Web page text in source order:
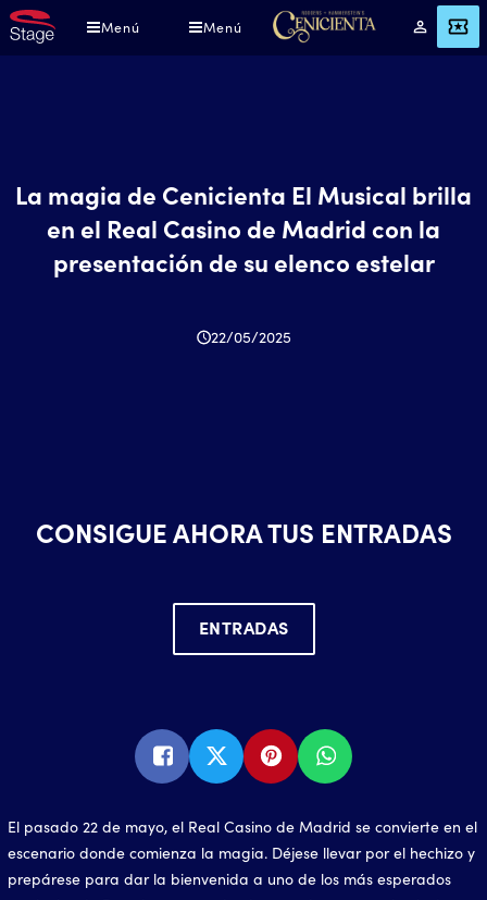
Pasar
al
Menú Menú
Mi
cuenta
ENTRADAS
La magia de Cenicienta El Musical brilla
en el Real Casino de Madrid con la
presentación de su elenco estelar
22/05/2025
CONSIGUE AHORA TUS ENTRADAS
ENTRADAS
El pasado 22 de mayo, el Real Casino de Madrid se convierte en el
escenario donde comienza la magia. Déjese llevar por el hechizo y
prepárese para dar la bienvenida a uno de los más esperados